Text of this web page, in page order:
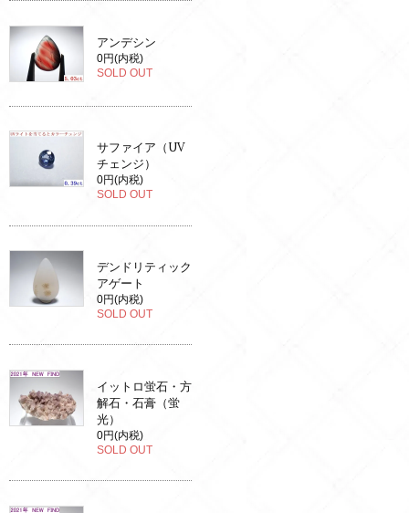
アンデシン
0円(内税)
SOLD OUT
サファイア（UV
チェンジ）
0円(内税)
SOLD OUT
デンドリティック
アゲート
0円(内税)
SOLD OUT
イットロ蛍石・方
解石・石膏（蛍
光）
0円(内税)
SOLD OUT